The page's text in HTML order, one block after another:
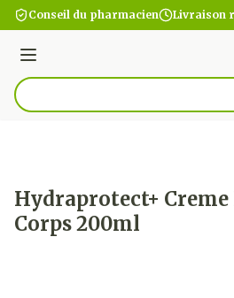
Aller au contenu
Conseil du pharmacien Livraison
Menu
Rechercher
Hydraprotect+
Corps 200ml